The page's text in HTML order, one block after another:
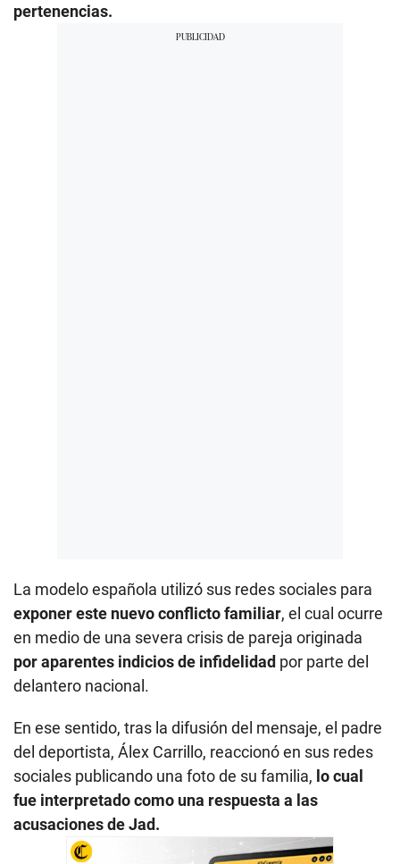
pertenencias.
La modelo española utilizó sus redes sociales para
exponer este nuevo conflicto familiar, el cual ocurre
en medio de una severa crisis de pareja originada
por aparentes indicios de infidelidad por parte del
delantero nacional.
En ese sentido, tras la difusión del mensaje, el padre
del deportista, Álex Carrillo, reaccionó en sus redes
sociales publicando una foto de su familia, lo cual
fue interpretado como una respuesta a las
acusaciones de Jad.